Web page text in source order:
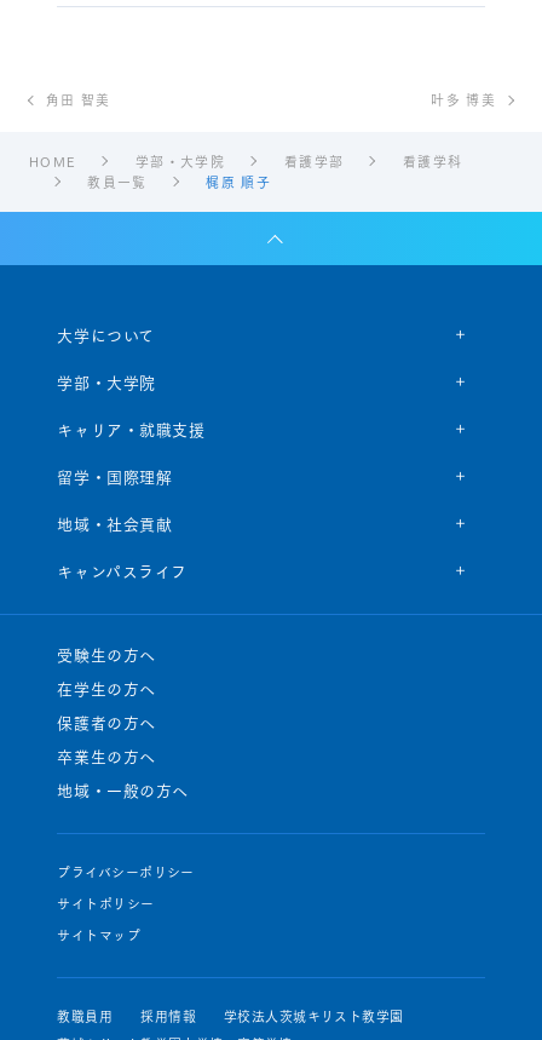
角田 智美 叶多 博美
HOME 学部・大学院 看護学部
看護学科
教員一覧
梶原 順子
大学について
学部・大学院
キャリア・就職支援
留学・国際理解
地域・社会貢献
キャンパスライフ
受験生の方へ
在学生の方へ
保護者の方へ
卒業生の方へ
地域・一般の方へ
プライバシーポリシー
サイトポリシー
サイトマップ
教職員用 採用情報
学校法人茨城キリスト教学園